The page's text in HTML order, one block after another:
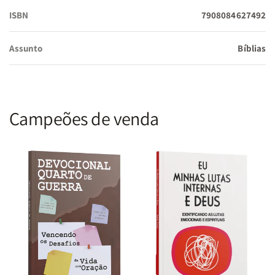
Corinhos e Mapas Coloridos, oferecendo uma experiência
bíblica completa em um único volume.
Especificações Técnicas:
Tradução:Almeida Revista e Corrigida (ARC)
ISBN 7908084627492
Assunto Bíblias
Campeões de venda